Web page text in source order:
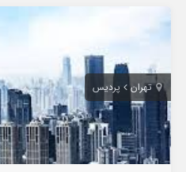
تهران پردیس